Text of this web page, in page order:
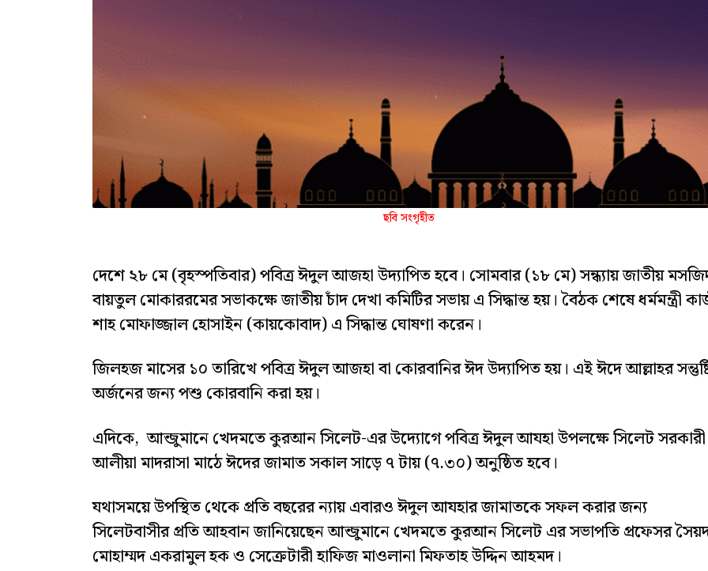
ছবি সংগৃহীত
দেশে ২৮ মে (বৃহস্পতিবার) পবিত্র ঈদুল আজহা উদ্যাপিত হবে। সোমবার (১৮ মে) সন্ধ্যায় জাতীয়
বায়তুল মোকাররমের সভাকক্ষে জাতীয় চাঁদ দেখা কমিটির সভায় এ সিদ্ধান্ত হয়। বৈঠক শেষে ধর্মমন্ত্রী
শাহ মোফাজ্জাল হোসাইন (কায়কোবাদ) এ সিদ্ধান্ত ঘোষণা করেন।
জিলহজ মাসের ১০ তারিখে পবিত্র ঈদুল আজহা বা কোরবানির ঈদ উদ্যাপিত হয়। এই ঈদে আল্লাহর
অর্জনের জন্য পশু কোরবানি করা হয়।
এদিকে, আন্জুমানে খেদমতে কুরআন সিলেট-এর উদ্যোগে পবিত্র ঈদুল আযহা উপলক্ষে সিলেট সরকারী
আলীয়া মাদরাসা মাঠে ঈদের জামাত সকাল সাড়ে ৭ টায় (৭.৩০) অনুষ্ঠিত হবে।
যথাসময়ে উপস্থিত থেকে প্রতি বছরের ন্যায় এবারও ঈদুল আযহার জামাতকে সফল করার জন্য
সিলেটবাসীর প্রতি আহবান জানিয়েছেন আন্জুমানে খেদমতে কুরআন সিলেট এর সভাপতি প্রফেসর
মোহাম্মদ একরামুল হক ও সেক্রেটারী হাফিজ মাওলানা মিফতাহ উদ্দিন আহমদ।